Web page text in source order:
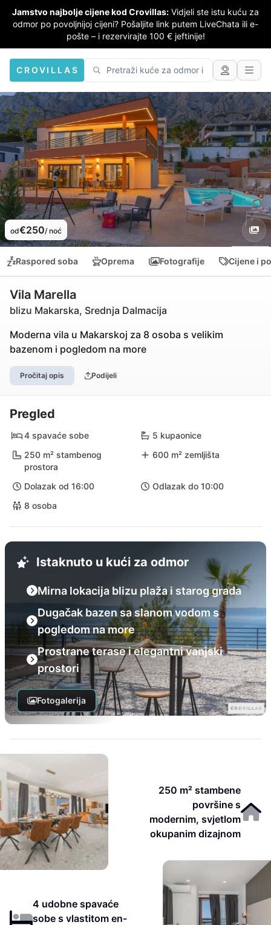
Jamstvo najbolje cijene kod Crovillas: Vidjeli ste istu kuću za
odmor po povoljnijoj cijeni? Pošaljite link putem LiveChata ili e-
pošte – i rezervirajte 100 € jeftinije!
CROVILLAS
od€250/ noć
Raspored soba Oprema Fotografije Cijene i
Vila Marella
blizu Makarska, Srednja Dalmacija
Moderna vila u Makarskoj za 8 osoba s velikim
bazenom i pogledom na more
Pročitaj opis Podijeli
Pregled
4 spavaće sobe
5 kupaonice
250 m² stambenog
prostora
600 m² zemljišta
Dolazak od 16:00
Odlazak do 10:00
8 osoba
Istaknuto u kući za odmor
Mirna lokacija blizu plaža i starog grada
Dugačak bazen sa slanom vodom s
pogledom na more
Prostrane terase i elegantni vanjski
prostori
Fotogalerija
250 m² stambene
površine s
modernim, svjetlom
okupanim dizajnom
4 udobne spavaće
sobe s vlastitom en-